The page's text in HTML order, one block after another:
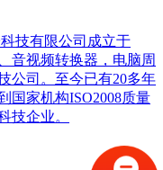
技有限公司成立于
音视频转换器，电脑周
公司。至今已有20多年
国家机构ISO2008质量
技企业。